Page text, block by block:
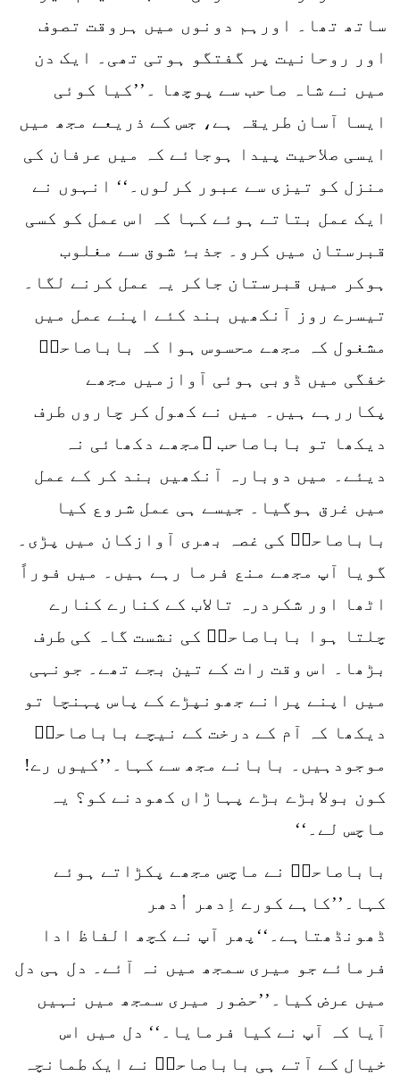
ساتھ تھا۔ اورہم دونوں میں ہروقت تصوف
اور روحانیت پر گفتگو ہوتی تھی۔ ایک دن
میں نے شاہ صاحب سے پوچھا ۔’’کیا کوئی
ایسا آسان طریقہ ہے، جس کے ذریعے مجھ میں
ایسی صلاحیت پیدا ہوجائے کہ میں عرفان کی
منزل کو تیزی سے عبور کرلوں۔‘‘ انہوں نے
ایک عمل بتاتے ہوئے کہا کہ اس عمل کو کسی
قبرستان میں کرو۔ جذبۂ شوق سے مغلوب
ہوکر میں قبرستان جاکر یہ عمل کرنے لگا۔
تیسرے روز آنکھیں بند کئے اپنے عمل میں
مشغول کہ مجھے محسوس ہوا کہ باباصاحبؒ
خفگی میں ڈوبی ہوئی آوازمیں مجھے
پکاررہے ہیں۔ میں نے کھول کر چاروں طرف
دیکھا تو باباصاحب ؒمجھے دکھائی نہ
دیئے۔ میں دوبارہ آنکھیں بند کر کے عمل
میں غرق ہوگیا۔ جیسے ہی عمل شروع کیا
باباصاحبؒ کی غصہ بھری آوازکان میں پڑی۔
گویا آپ مجھے منع فرما رہے ہیں۔ میں فوراً
اٹھا اور شکردرہ تالاب کے کنارے کنارے
چلتا ہوا باباصاحبؒ کی نشست گاہ کی طرف
بڑھا۔ اس وقت رات کے تین بجے تھے۔ جونہی
میں اپنے پرانے جھونپڑے کے پاس پہنچا تو
دیکھا کہ آم کے درخت کے نیچے باباصاحبؒ
موجودہیں۔ بابانے مجھ سے کہا۔’’کیوں رے!
کون بولابڑے بڑے پہاڑاں کھودنے کو؟ یہ
ماچس لے۔‘‘
باباصاحبؒ نے ماچس مجھے پکڑاتے ہوئے
کہا۔’’کاہے کورے اِدھر اُدھر
ڈھونڈھتاہے۔‘‘پھر آپ نے کچھ الفاظ ادا
فرمائے جو میری سمجھ میں نہ آئے۔ دل ہی دل
میں عرض کیا۔’’حضور میری سمجھ میں نہیں
آیا کہ آپ نے کیا فرمایا۔‘‘ دل میں اس
خیال کے آتے ہی باباصاحبؒ نے ایک طمانچہ